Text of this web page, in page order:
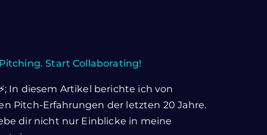
Start Collaborating!
In diesem Artikel berichte ich von
Pitch-Erfahrungen der letzten 20 Jahre.
dir nicht nur Einblicke in meine